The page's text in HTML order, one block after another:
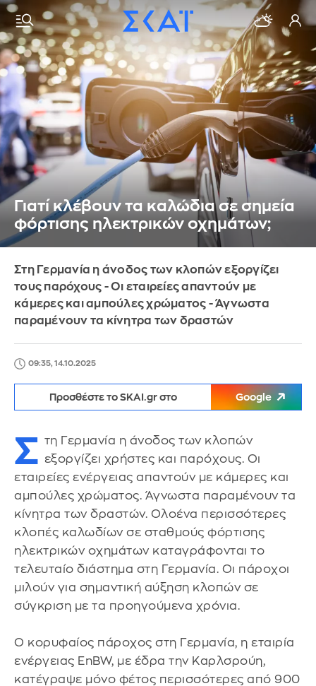
Γιατί κλέβουν τα καλώδια σε σημεία
φόρτισης ηλεκτρικών οχημάτων;
Στη Γερμανία η άνοδος των κλοπών εξοργίζει
τους παρόχους - Οι εταιρείες απαντούν με
κάμερες και αμπούλες χρώματος - Άγνωστα
παραμένουν τα κίνητρα των δραστών
09:35, 14.10.2025
Προσθέστε το SKAI.gr στο Google
Σ τη Γερμανία η άνοδος των κλοπών
εξοργίζει χρήστες και παρόχους. Οι
εταιρείες ενέργειας απαντούν με κάμερες και
αμπούλες χρώματος. Άγνωστα παραμένουν τα
κίνητρα των δραστών. Ολοένα περισσότερες
κλοπές καλωδίων σε σταθμoύς φόρτισης
ηλεκτρικών οχημάτων καταγράφονται το
τελευταίο διάστημα στη Γερμανία. Οι πάροχοι
μιλούν για σημαντική αύξηση κλοπών σε
σύγκριση με τα προηγούμενα χρόνια.
Ο κορυφαίος πάροχος στη Γερμανία, η εταιρία
ενέργειας EnBW, με έδρα την Καρλσρούη,
κατέγραψε μόνο φέτος περισσότερες από 900